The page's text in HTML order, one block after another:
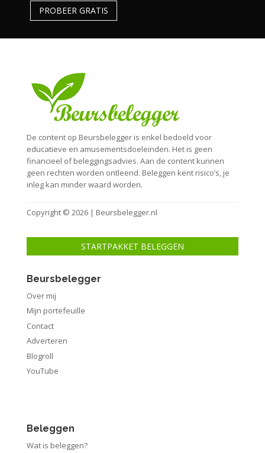
PROBEER GRATIS
De content op Beursbelegger is enkel bedoeld voor
educatieve en amusementsdoeleinden. Het is geen
financieel of beleggingsadvies. Aan de content kunnen
geen rechten worden ontleend. Beleggen kent risico’s, je
inleg kan minder waard worden.
Copyright © 2026 | Beursbelegger.nl
STARTPAKKET BELEGGEN
Beursbelegger
Over mij
Mijn portefeuille
Contact
Adverteren
Blogroll
YouTube
Beleggen
Wat is beleggen?